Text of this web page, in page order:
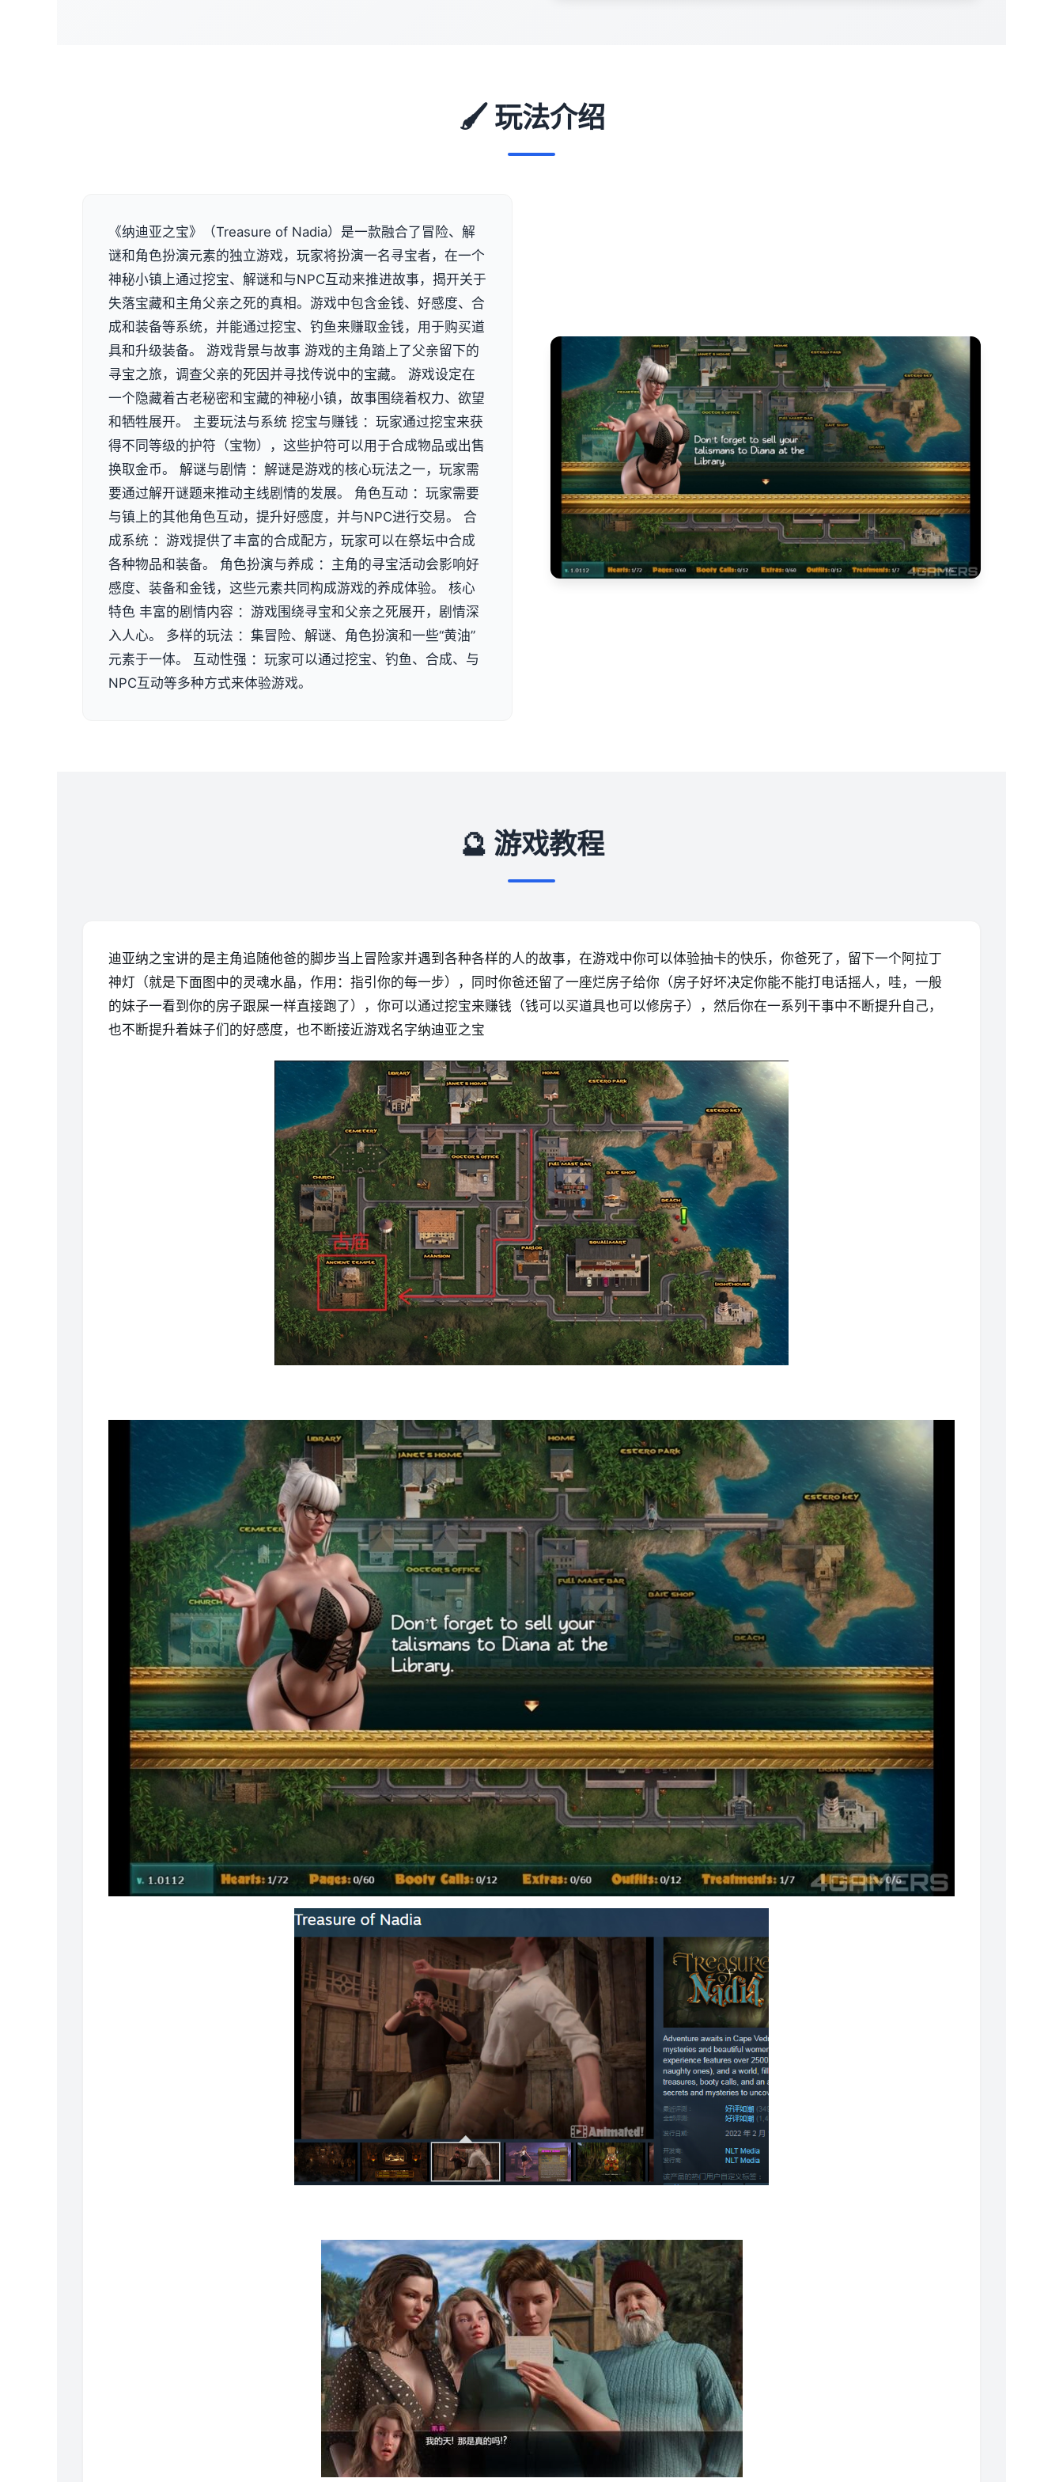
🖌️ 玩法介绍
《纳迪亚之宝》（Treasure of Nadia）是一款融合了冒险、解
谜和角色扮演元素的独立游戏，玩家将扮演一名寻宝者，在一个
神秘小镇上通过挖宝、解谜和与NPC互动来推进故事，揭开关于
失落宝藏和主角父亲之死的真相。游戏中包含金钱、好感度、合
成和装备等系统，并能通过挖宝、钓鱼来赚取金钱，用于购买道
具和升级装备。 游戏背景与故事 游戏的主角踏上了父亲留下的
寻宝之旅，调查父亲的死因并寻找传说中的宝藏。 游戏设定在
一个隐藏着古老秘密和宝藏的神秘小镇，故事围绕着权力、欲望
和牺牲展开。 主要玩法与系统 挖宝与赚钱 ：玩家通过挖宝来获
得不同等级的护符（宝物），这些护符可以用于合成物品或出售
换取金币。 解谜与剧情 ：解谜是游戏的核心玩法之一，玩家需
要通过解开谜题来推动主线剧情的发展。 角色互动 ：玩家需要
与镇上的其他角色互动，提升好感度，并与NPC进行交易。 合
成系统 ：游戏提供了丰富的合成配方，玩家可以在祭坛中合成
各种物品和装备。 角色扮演与养成 ：主角的寻宝活动会影响好
感度、装备和金钱，这些元素共同构成游戏的养成体验。 核心
特色 丰富的剧情内容 ：游戏围绕寻宝和父亲之死展开，剧情深
入人心。 多样的玩法 ：集冒险、解谜、角色扮演和一些“黄油”
元素于一体。 互动性强 ：玩家可以通过挖宝、钓鱼、合成、与
NPC互动等多种方式来体验游戏。
🔮 游戏教程
迪亚纳之宝讲的是主角追随他爸的脚步当上冒险家并遇到各种各样的人的故事，在游戏中你可以体验抽卡的快乐，你爸死了，留下一个阿拉丁
神灯（就是下面图中的灵魂水晶，作用：指引你的每一步），同时你爸还留了一座烂房子给你（房子好坏决定你能不能打电话摇人，哇，一般
的妹子一看到你的房子跟屎一样直接跑了），你可以通过挖宝来赚钱（钱可以买道具也可以修房子），然后你在一系列干事中不断提升自己，
也不断提升着妹子们的好感度，也不断接近游戏名字纳迪亚之宝